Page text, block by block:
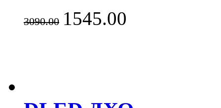
3090.00 1545.00